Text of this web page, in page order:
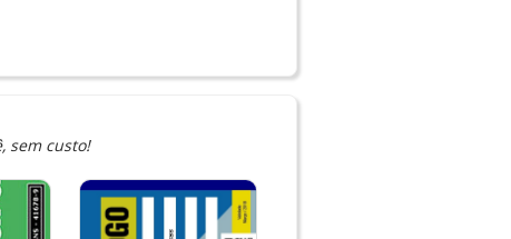
sem custo!